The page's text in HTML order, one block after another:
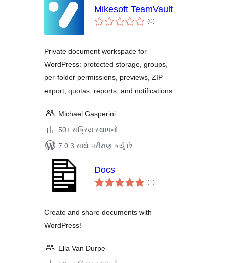
Mikesoft TeamVault
(0કુલ
રેટિંગ્સ
)
Private document workspace for
WordPress: protected storage, groups,
per-folder permissions, previews, ZIP
export, quotas, reports, and notifications.
Michael Gasperini
50+ સક્રિય સ્થાપનો
7.0.3 સાથે પરીક્ષણ કર્યું છે
Docs
(1કુલ
રેટિંગ્સ
)
Create and share documents with
WordPress!
Ella Van Durpe